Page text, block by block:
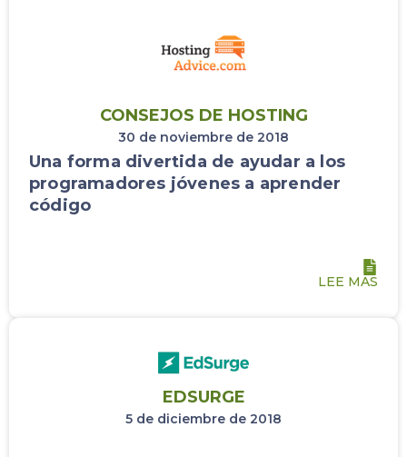
CONSEJOS DE HOSTING
30 de noviembre de 2018
Una forma divertida de ayudar a los
programadores jóvenes a aprender
código
LEE MAS
EDSURGE
5 de diciembre de 2018